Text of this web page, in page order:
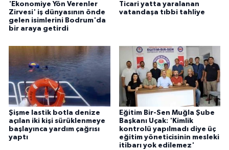
'Ekonomiye Yön Verenler
Zirvesi' iş dünyasının önde
gelen isimlerini Bodrum'da
bir araya getirdi
Ticari yatta yaralanan
vatandaşa tıbbi tahliye
Şişme lastik botla denize
açılan iki kişi sürüklenmeye
başlayınca yardım çağrısı
yaptı
Eğitim Bir-Sen Muğla Şube
Başkanı Uçak: 'Kimlik
kontrolü yapılmadı diye üç
eğitim yöneticisinin mesleki
itibarı yok edilemez'